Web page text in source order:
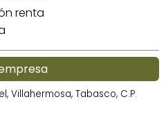
renta
Villahermosa, Tabasco, C.P.